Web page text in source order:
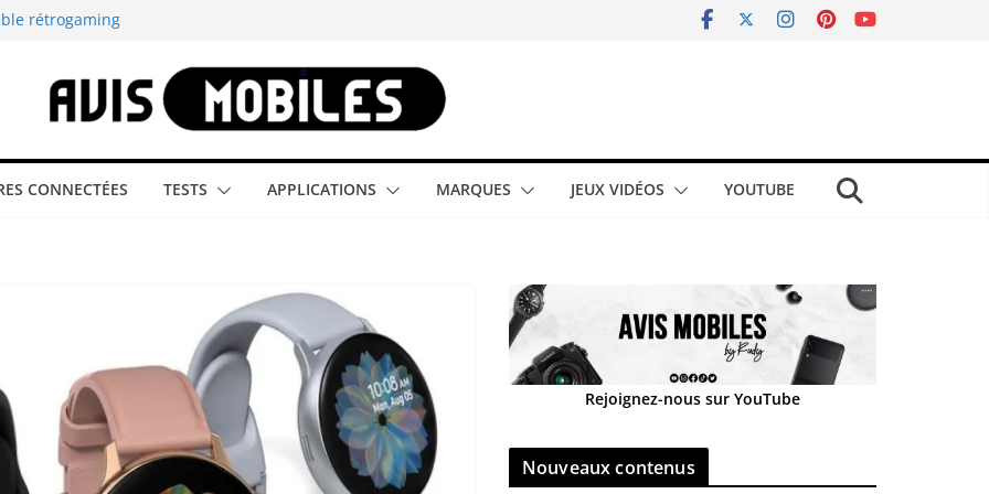
rétrogaming
compact
tous les
CONNECTÉES TESTS APPLICATIONS MARQUES JEUX VIDÉOS YOUTUBE
Rejoignez-nous sur YouTube
Nouveaux contenus